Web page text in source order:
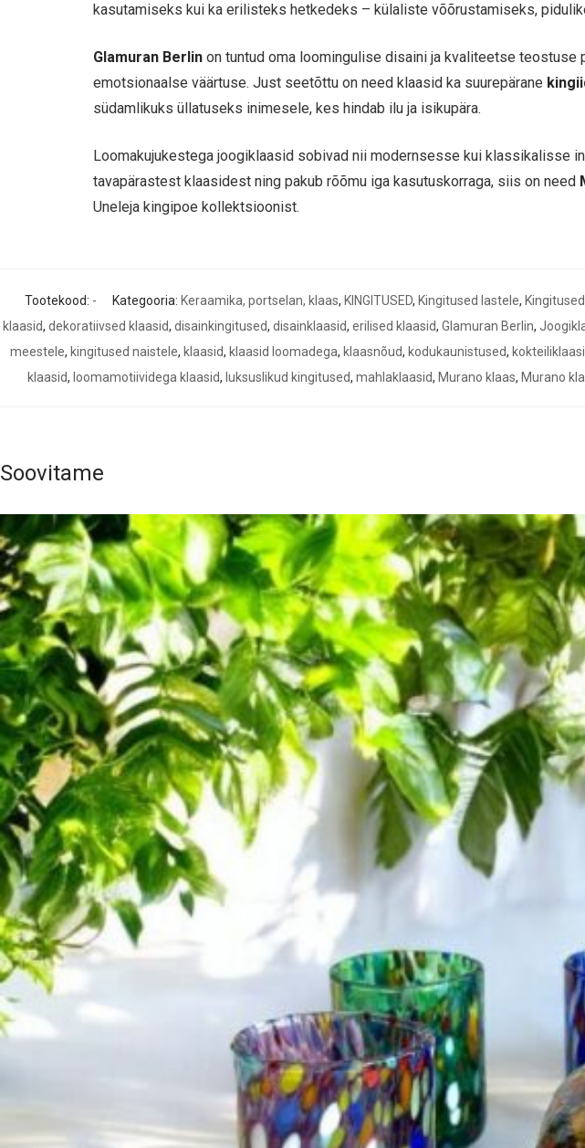
kasutamiseks kui ka erilisteks hetkedeks – külaliste võõrustamiseks,
Glamuran Berlin on tuntud oma loomingulise disaini ja kvaliteetse
emotsionaalse väärtuse. Just seetõttu on need klaasid ka suurepärane
südamlikuks üllatuseks inimesele, kes hindab ilu ja isikupära.
Loomakujukestega joogiklaasid sobivad nii modernsesse kui klassikalisse
tavapärastest klaasidest ning pakub rõõmu iga kasutuskorraga, siis on need
Uneleja kingipoe kollektsioonist.
Tootekood: - Kategooria: Keraamika, portselan, klaas, KINGITUSED, Kingitused lastele,
klaasid, dekoratiivsed klaasid, disainkingitused, disainklaasid, erilised klaasid, Glamuran Berlin,
meestele, kingitused naistele, klaasid, klaasid loomadega, klaasnõud, kodukaunistused,
klaasid, loomamotiividega klaasid, luksuslikud kingitused, mahlaklaasid, Murano klaas, Murano
Soovitame